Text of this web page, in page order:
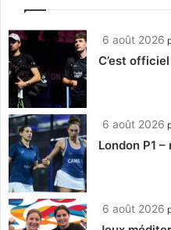
6 août 2026
C’est
6 août 2026
London P1
6 août 2026